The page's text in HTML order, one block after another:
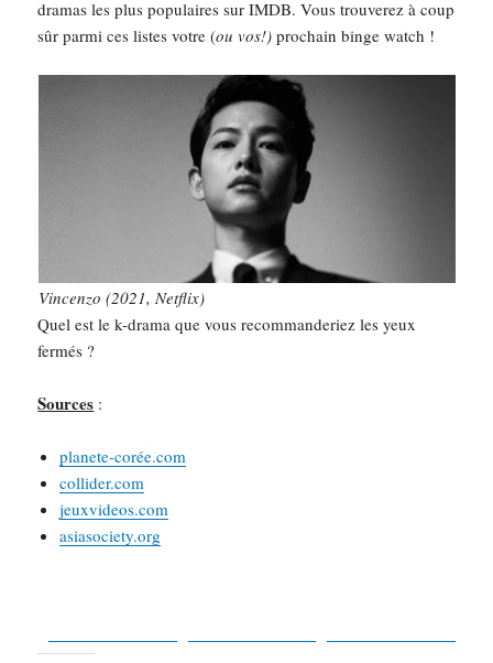
dramas les plus populaires sur IMDB. Vous trouverez à coup
sûr parmi ces listes votre (ou vos!) prochain binge watch !
Vincenzo (2021, Netflix)
Quel est le k-drama que vous recommanderiez les yeux
fermés ?
Sources :
planete-corée.com
collider.com
jeuxvideos.com
asiasociety.org